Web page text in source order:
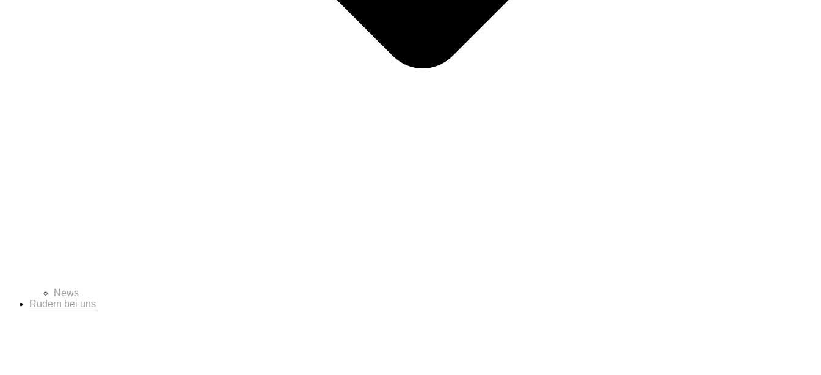
News
Rudern bei uns